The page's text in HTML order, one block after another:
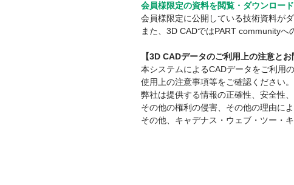
会員様限定の資料を閲覧・ダウンロード
会員様限定に公開している技術資料が
また、3D CADではPART communityへ
【3D CADデータのご利用上の注意とお
本システムによるCADデータをご利用
使用上の注意事項等をご確認ください。
弊社は提供する情報の正確性、安全性
その他の権利の侵害、その他の理由に
その他、キャデナス・ウェブ・ツー・